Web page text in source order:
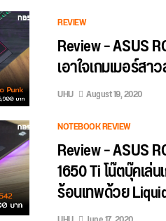
REVIEW
Review – ASUS
เอาใจเกมเมอร์สา
UHU
August 19, 2020
NOTEBOOK REVIEW
Review – ASUS
1650 Ti โน๊ตบุ๊คเล่
ร้อนเทพด้วย